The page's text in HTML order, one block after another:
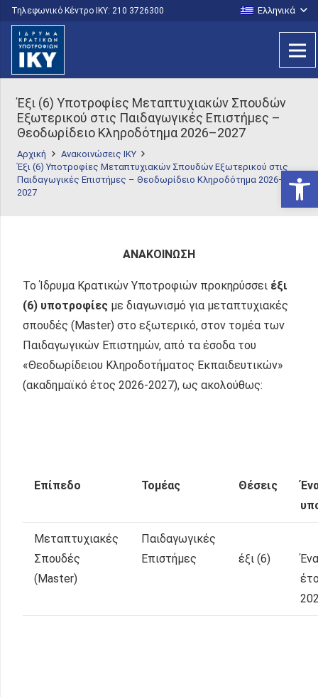
Τηλεφωνικό Κέντρο IKY: 210 3726300 Ελληνικά
Έξι (6) Υποτροφίες Μεταπτυχιακών Σπουδών
Εξωτερικού στις Παιδαγωγικές Επιστήμες –
Θεοδωρίδειο Κληροδότημα 2026–2027
Αρχική
Ανακοινώσεις ΙΚΥ
Έξι (6) Υποτροφίες Μεταπτυχιακών Σπουδών Εξωτερικού στις
Παιδαγωγικές Επιστήμες – Θεοδωρίδειο Κληροδότημα 2026–
2027
ΑΝΑΚΟΙΝΩΣΗ
Το Ίδρυμα Κρατικών Υποτροφιών προκηρύσσει έξι
(6) υποτροφίες με διαγωνισμό για μεταπτυχιακές
σπουδές (Master) στο εξωτερικό, στον τομέα των
Παιδαγωγικών Επιστημών, από τα έσοδα του
«Θεοδωρίδειου Κληροδοτήματος Εκπαιδευτικών»
(ακαδημαϊκό έτος 2026-2027), ως ακολούθως:
Επίπεδο Τομέας Θέσεις
Μεταπτυχιακές
Σπουδές
(Master)
Παιδαγωγικές
Επιστήμες
έξι (6)